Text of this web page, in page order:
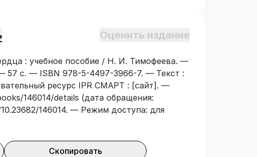
Оценить издание
: учебное пособие / Н. И. Тимофеева. —
с. — ISBN 978-5-4497-3966-7. — Текст :
ресурс IPR СМАРТ : [сайт]. —
146014/details (дата обращения:
146014. — Режим доступа: для
Скопировать